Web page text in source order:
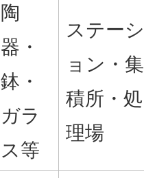
陶
器・
鉢・
ガラ
ス等
ステーシ
ョン・集
積所・処
理場